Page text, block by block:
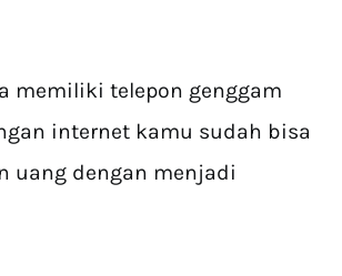
memiliki telepon genggam
internet kamu sudah bisa
uang dengan menjadi